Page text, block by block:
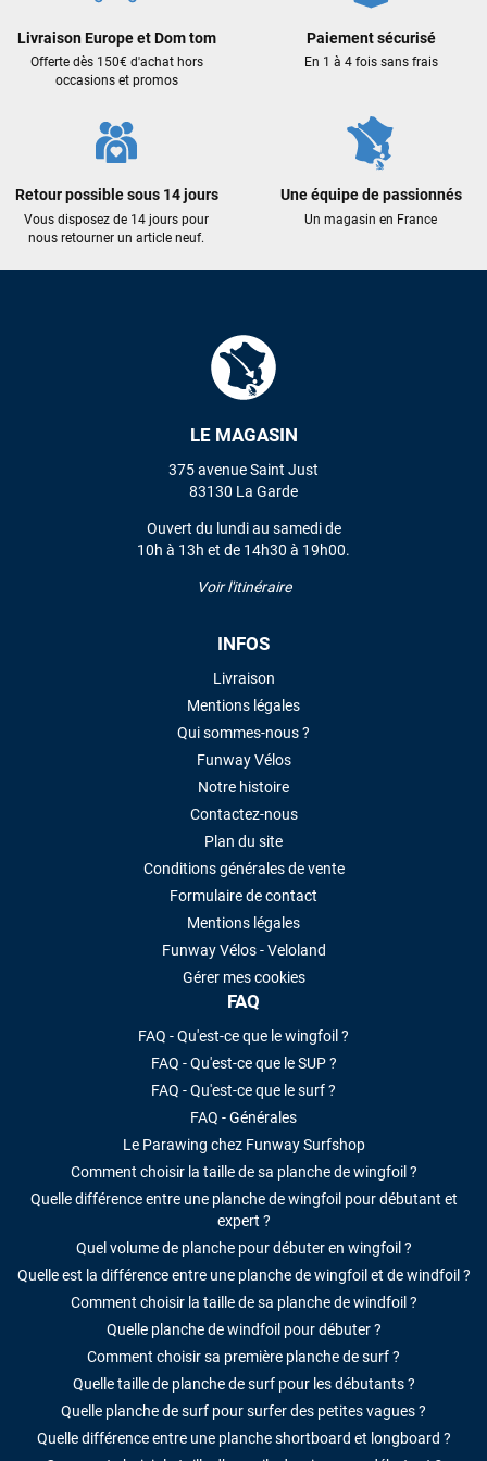
Livraison Europe et Dom tom
Offerte dès 150€ d'achat hors
occasions et promos
Paiement sécurisé
En 1 à 4 fois sans frais
Retour possible sous 14 jours
Vous disposez de 14 jours pour
nous retourner un article neuf.
Une équipe de passionnés
Un magasin en France
LE MAGASIN
375 avenue Saint Just
83130 La Garde
Ouvert du lundi au samedi de
10h à 13h et de 14h30 à 19h00.
Voir l'itinéraire
INFOS
Livraison
Mentions légales
Qui sommes-nous ?
Funway Vélos
Notre histoire
Contactez-nous
Plan du site
Conditions générales de vente
Formulaire de contact
Mentions légales
Funway Vélos - Veloland
Gérer mes cookies
FAQ
FAQ - Qu'est-ce que le wingfoil ?
FAQ - Qu'est-ce que le SUP ?
FAQ - Qu'est-ce que le surf ?
FAQ - Générales
Le Parawing chez Funway Surfshop
Comment choisir la taille de sa planche de wingfoil ?
Quelle différence entre une planche de wingfoil pour débutant et
expert ?
Quel volume de planche pour débuter en wingfoil ?
Quelle est la différence entre une planche de wingfoil et de windfoil ?
Comment choisir la taille de sa planche de windfoil ?
Quelle planche de windfoil pour débuter ?
Comment choisir sa première planche de surf ?
Quelle taille de planche de surf pour les débutants ?
Quelle planche de surf pour surfer des petites vagues ?
Quelle différence entre une planche shortboard et longboard ?